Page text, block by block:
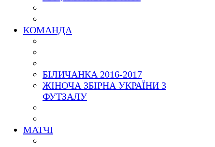
КОМАНДА
БІЛИЧАНКА 2016-2017
ЖІНОЧА ЗБІРНА УКРАЇНИ З
ФУТЗАЛУ
МАТЧІ